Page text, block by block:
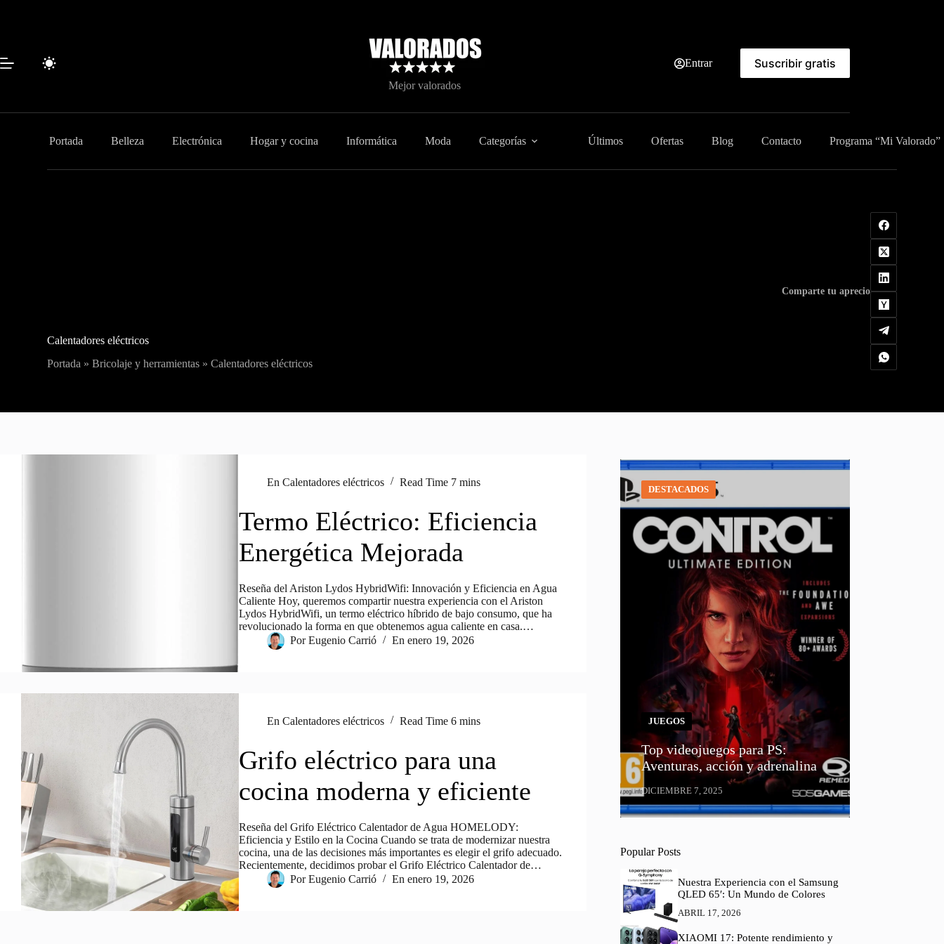
Mejor valorados
Entrar Suscribir gratis
Portada Belleza Electrónica Hogar y cocina Informática Moda Categorías Últimos Ofertas Blog Contacto Programa “Mi Valorado”
Calentadores eléctricos
Portada »Bricolaje y herramientas »Calentadores eléctricos
Comparte tu aprecio
En Calentadores eléctricos Read Time 7 mins
Termo Eléctrico: Eficiencia
Energética Mejorada
Reseña del Ariston Lydos HybridWifi: Innovación y Eficiencia en Agua
Caliente Hoy, queremos compartir nuestra experiencia con el Ariston
Lydos HybridWifi, un termo eléctrico híbrido de bajo consumo, que ha
revolucionado la forma en que obtenemos agua caliente en casa.…
Por Eugenio Carrió En enero 19, 2026
En Calentadores eléctricos Read Time 6 mins
Grifo eléctrico para una
cocina moderna y eficiente
Reseña del Grifo Eléctrico Calentador de Agua HOMELODY:
Eficiencia y Estilo en la Cocina Cuando se trata de modernizar nuestra
cocina, una de las decisiones más importantes es elegir el grifo adecuado.
Recientemente, decidimos probar el Grifo Eléctrico Calentador de…
Por Eugenio Carrió En enero 19, 2026
DESTACADOS
JUEGOS
Top videojuegos para PS:
Aventuras, acción y adrenalina
DICIEMBRE 7, 2025
Popular Posts
Nuestra Experiencia con el Samsung
QLED 65′: Un Mundo de Colores
ABRIL 17, 2026
XIAOMI 17: Potente rendimiento y